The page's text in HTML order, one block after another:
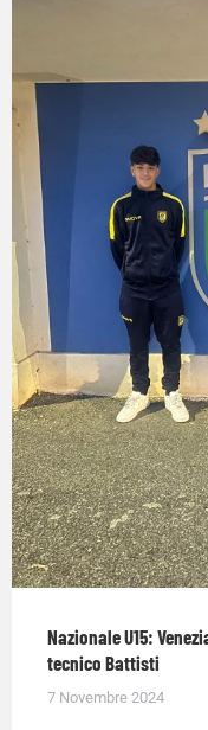
Nazionale U15:
tecnico Battisti
7 Novembre 2024